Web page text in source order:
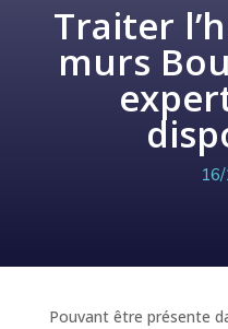
Traiter
murs
Pouvant être présente